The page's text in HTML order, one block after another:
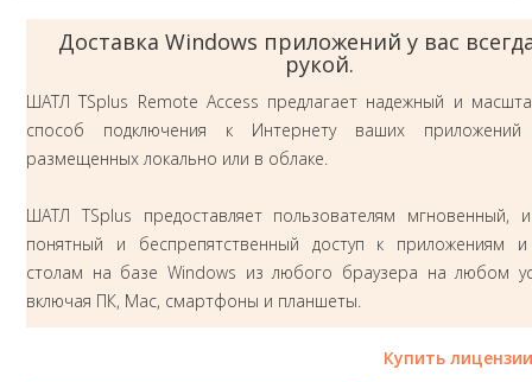
Доставка Windows приложений у вас
рукой.
ШАТЛ TSplus Remote Access предлагает надежный и
способ подключения к Интернету ваших приложений
размещенных локально или в облаке.
ШАТЛ TSplus предоставляет пользователям мгновенный,
понятный и беспрепятственный доступ к приложениям
столам на базе Windows из любого браузера на любом
включая ПК, Mac, смартфоны и планшеты.
Купить